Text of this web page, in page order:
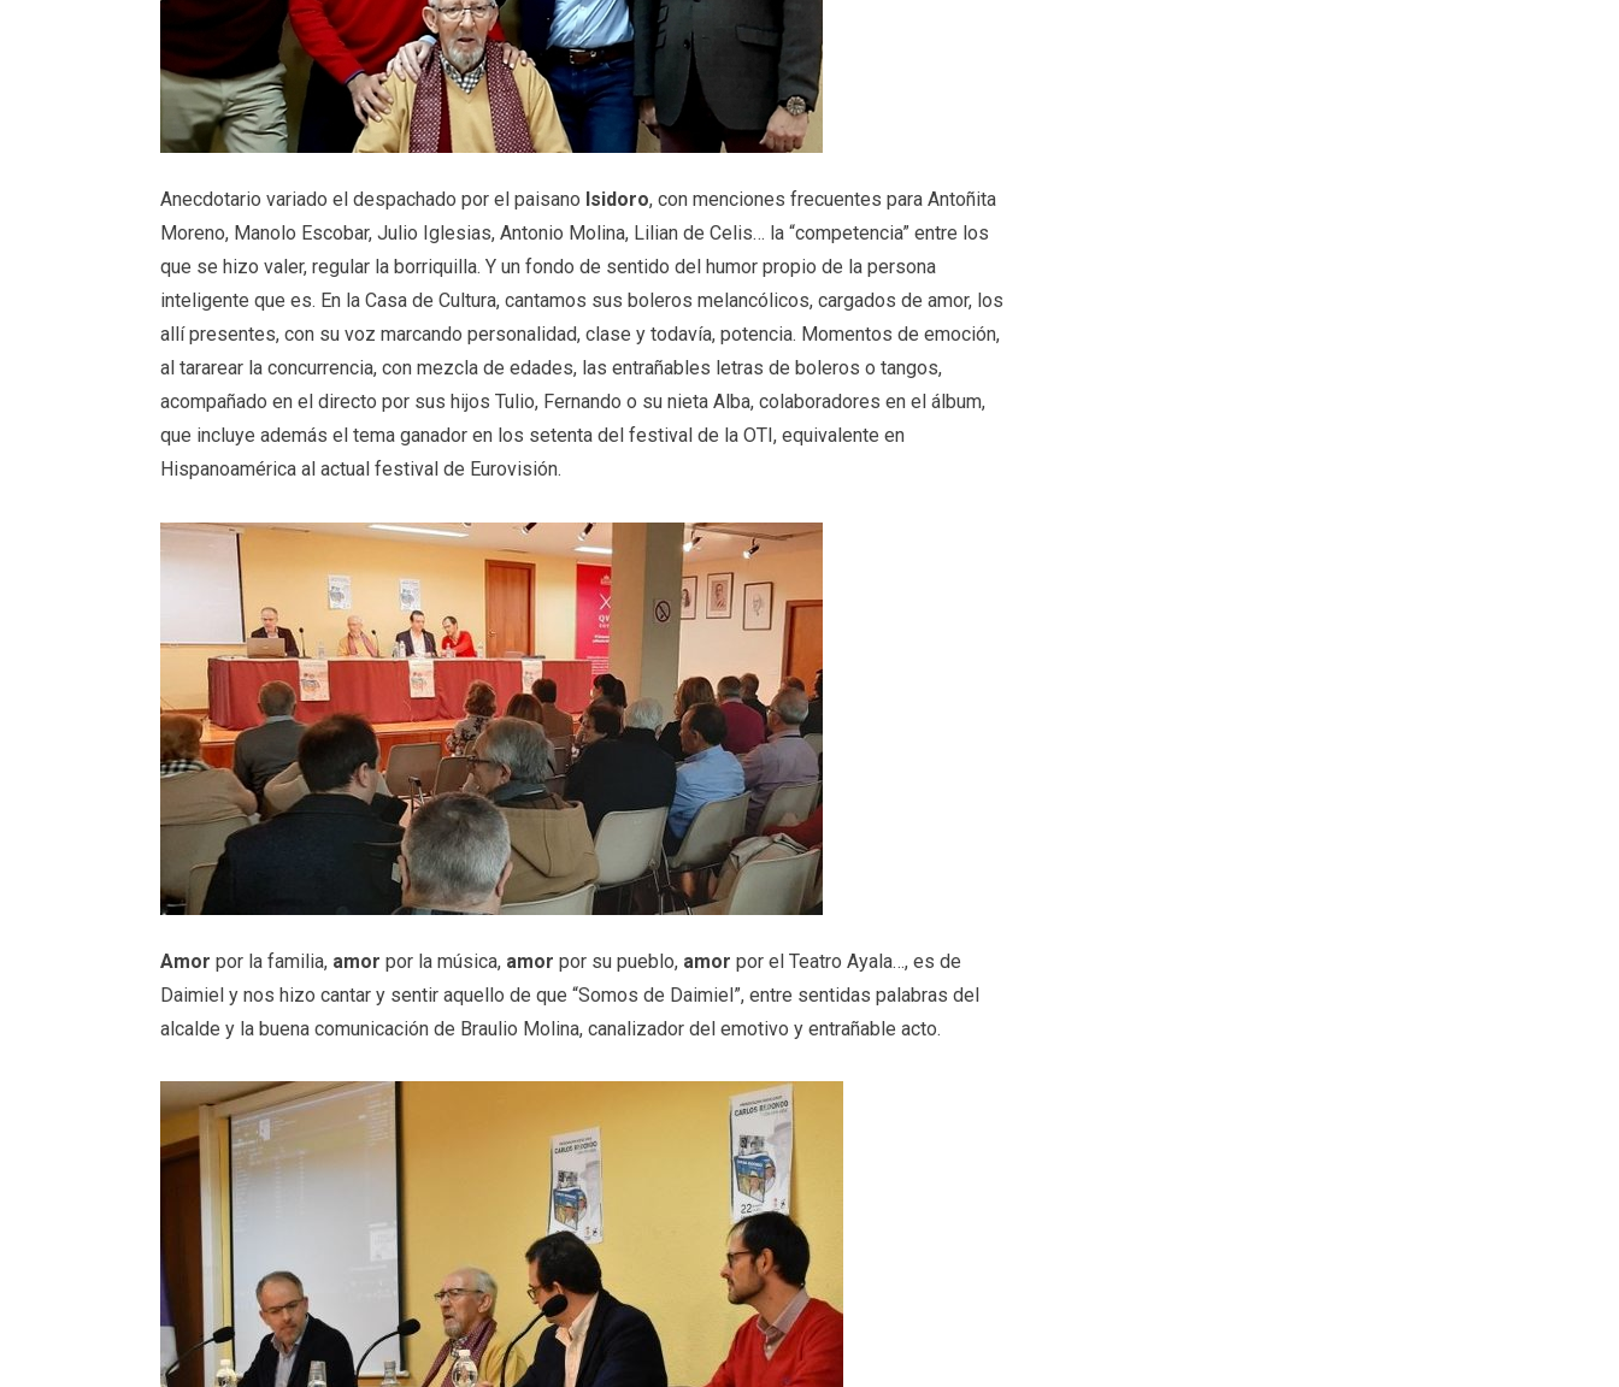
Anecdotario variado el despachado por el paisano Isidoro, con menciones frecuentes para Antoñita
Moreno, Manolo Escobar, Julio Iglesias, Antonio Molina, Lilian de Celis… la “competencia” entre los
que se hizo valer, regular la borriquilla. Y un fondo de sentido del humor propio de la persona
inteligente que es. En la Casa de Cultura, cantamos sus boleros melancólicos, cargados de amor, los
allí presentes, con su voz marcando personalidad, clase y todavía, potencia. Momentos de emoción,
al tararear la concurrencia, con mezcla de edades, las entrañables letras de boleros o tangos,
acompañado en el directo por sus hijos Tulio, Fernando o su nieta Alba, colaboradores en el álbum,
que incluye además el tema ganador en los setenta del festival de la OTI, equivalente en
Hispanoamérica al actual festival de Eurovisión.
Amor por la familia, amor por la música, amor por su pueblo, amor por el Teatro Ayala…, es de
Daimiel y nos hizo cantar y sentir aquello de que “Somos de Daimiel”, entre sentidas palabras del
alcalde y la buena comunicación de Braulio Molina, canalizador del emotivo y entrañable acto.